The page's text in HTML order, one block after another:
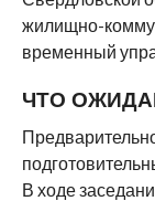
жилищно-
временный
ЧТО
В ходе